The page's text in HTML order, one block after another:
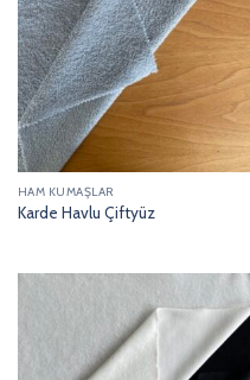
HAM KUMAŞLAR
Karde Havlu Çiftyüz